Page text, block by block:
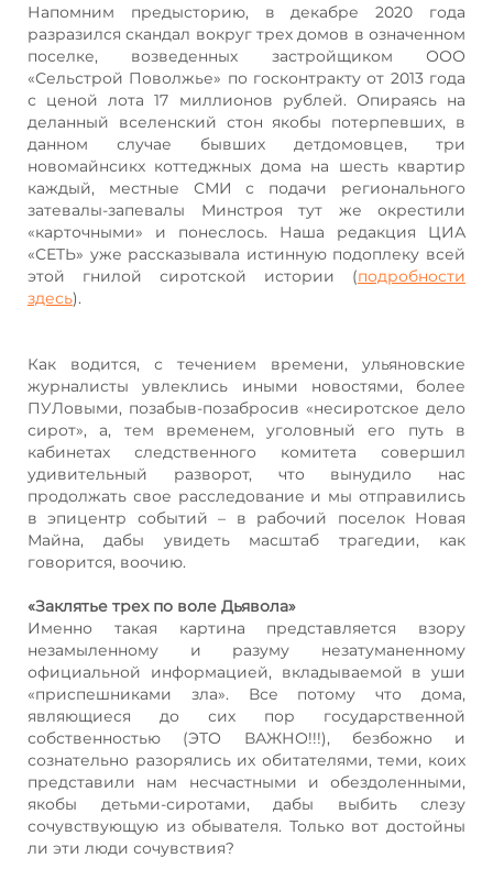
Напомним предысторию, в декабре 2020 года
разразился скандал вокруг трех домов в означенном
поселке, возведенных застройщиком ООО
«Сельстрой Поволжье» по госконтракту от 2013 года
с ценой лота 17 миллионов рублей. Опираясь на
деланный вселенский стон якобы потерпевших, в
данном случае бывших детдомовцев, три
новомайнсикх коттеджных дома на шесть квартир
каждый, местные СМИ с подачи регионального
затевалы-запевалы Минстроя тут же окрестили
«карточными» и понеслось. Наша редакция ЦИА
«СЕТЬ» уже рассказывала истинную подоплеку всей
этой гнилой сиротской истории (подробности
здесь).
Как водится, с течением времени, ульяновские
журналисты увлеклись иными новостями, более
ПУЛовыми, позабыв-позабросив «несиротское дело
сирот», а, тем временем, уголовный его путь в
кабинетах следственного комитета совершил
удивительный разворот, что вынудило нас
продолжать свое расследование и мы отправились
в эпицентр событий – в рабочий поселок Новая
Майна, дабы увидеть масштаб трагедии, как
говорится, воочию.
«Заклятье трех по воле Дьявола»
Именно такая картина представляется взору
незамыленному и разуму незатуманенному
официальной информацией, вкладываемой в уши
«приспешниками зла». Все потому что дома,
являющиеся до сих пор государственной
собственностью (ЭТО ВАЖНО!!!), безбожно и
сознательно разорялись их обитателями, теми, коих
представили нам несчастными и обездоленными,
якобы детьми-сиротами, дабы выбить слезу
сочувствующую из обывателя. Только вот достойны
ли эти люди сочувствия?